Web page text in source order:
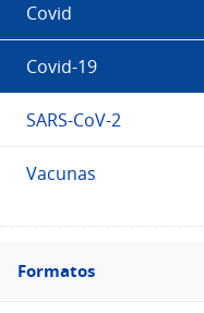
Covid
Covid-19
SARS-CoV-2
Vacunas
Filtro
Formatos
Formatos